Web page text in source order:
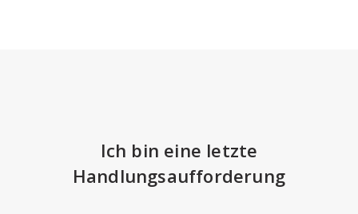
Ich bin eine letzte
Handlungsaufforderung